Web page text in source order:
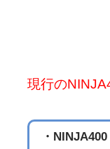
現行の
・